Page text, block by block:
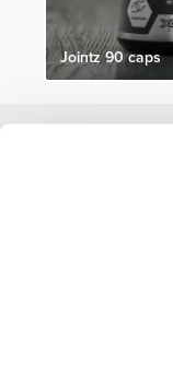
Jointz 90 caps